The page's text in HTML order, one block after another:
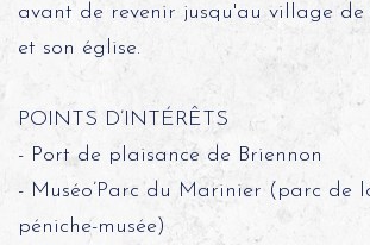
avant de revenir jusqu'au village de
et son église.
POINTS D’INTÉRÊTS
- Port de plaisance de Briennon
- Muséo’Parc du Marinier (parc de
péniche-musée)